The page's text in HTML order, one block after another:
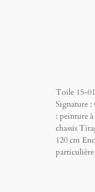
Toile 15-
Signature :
: peinture
chassis
120 cm